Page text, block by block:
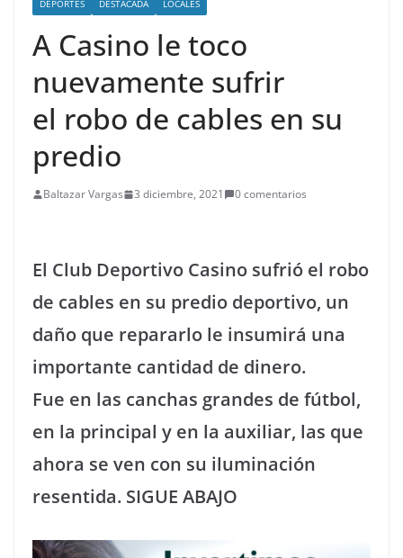
DEPORTES DESTACADA LOCALES
A Casino le toco
nuevamente sufrir
el robo de cables en su
predio
Baltazar Vargas 3 diciembre, 2021 0 comentarios
El Club Deportivo Casino sufrió el robo
de cables en su predio deportivo, un
daño que repararlo le insumirá una
importante cantidad de dinero.
Fue en las canchas grandes de fútbol,
en la principal y en la auxiliar, las que
ahora se ven con su iluminación
resentida. SIGUE ABAJO